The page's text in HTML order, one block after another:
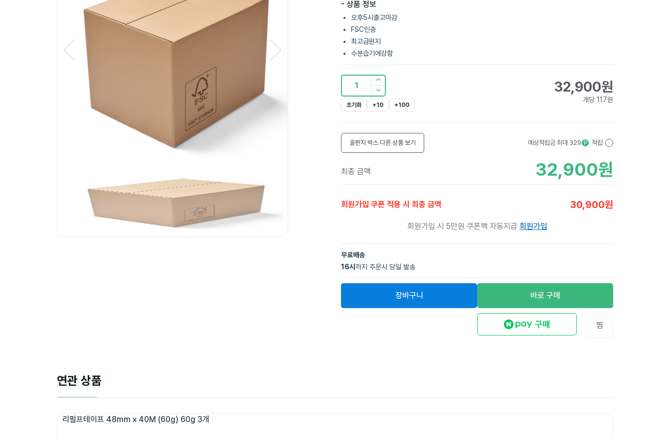
- 상품 정보
오후5시출고마감
FSC인증
최고급원지
수분습기에강함
1
초기화 +10 +100
32,900원
개당 117원
골판지 박스 다른 상품 보기 예상적립금 최대 329 P 적립 ?
최종 금액 32,900원
회원가입 쿠폰 적용 시 최종 금액 30,900원
회원가입 시 5만원 쿠폰팩 자동지급 회원가입
무료배송
16시 까지 주문시 당일 발송
장바구니 바로 구매
찜
연관 상품